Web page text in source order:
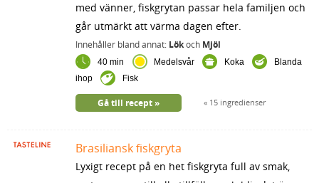
med vänner, fiskgrytan passar hela familjen och
går utmärkt att värma dagen efter.
Innehåller bland annat: Lökoch Mjöl
40 min Medelsvår Koka
Blanda
ihop
Fisk
15 ingredienser
Gå till recept
Brasiliansk fiskgryta
Lyxigt recept på en het fiskgryta full av smak,